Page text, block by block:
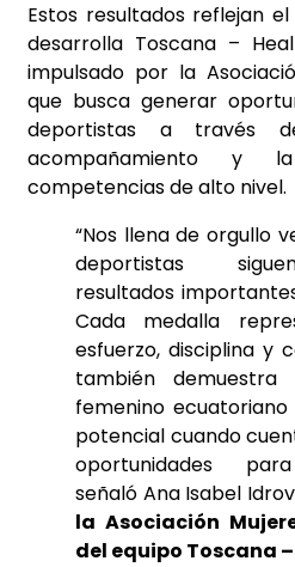
Estos resultados reflejan
desarrolla Toscana –
impulsado por la
que busca generar
deportistas a través
acompañamiento y
competencias de alto nivel.
“Nos llena de orgullo
deportistas
resultados
Cada medalla
esfuerzo, disciplina y
también
femenino
potencial cuando
oportunidades
señaló Ana Isabel
la Asociación
del equipo Toscana